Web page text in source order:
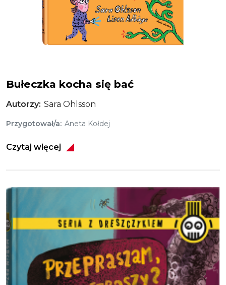
Bułeczka kocha się bać
Autorzy Sara Ohlsson
Przygotował/a Aneta Kołdej
Czytaj więcej
Obraz